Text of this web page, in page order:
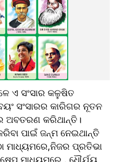
ଏ ସଂସାର କଳୁଷିତ
ସଂସାରର କାରିଗର ନୂତନ
ଅବତରଣ କରିଥାନ୍ତି।
ପାଇଁ ଜନ୍ମ ନେଇଥାନ୍ତି
ମାଧ୍ୟମରେ,ନିଜର ପ୍ରତିଭା
ମାଧ୍ୟମରେ , ଧୌର୍ଯ୍ୟ